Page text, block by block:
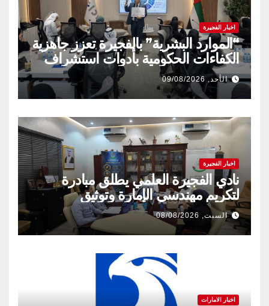
اخبار الفجيرة
“الموارد البشرية” بالفجيرة تعزز جاهزية
الكفاءات الحكومية بأدوات استشراف
المستقبل
الأحد, 09/08/2026
اخبار الفجيرة
نادي الفجيرة العلمي يطلق مبادرة
لتكريم مهندسي الإمارة وتوثيق
إنجازاتهم المهنية
السبت, 08/08/2026
اخبار الامارات